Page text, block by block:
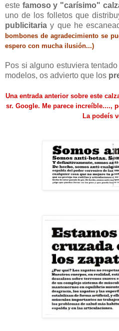
este famoso y "carísimo"
uno de los folletos que
publicitariay que he
bombones de agradecimiento se
espero con mucha ilusión...)
Pos si alguno estuviera
modelos, os advierto que los
Una entrada anterior sobre este
sr. Google. Me parece increíble....,
La podeís